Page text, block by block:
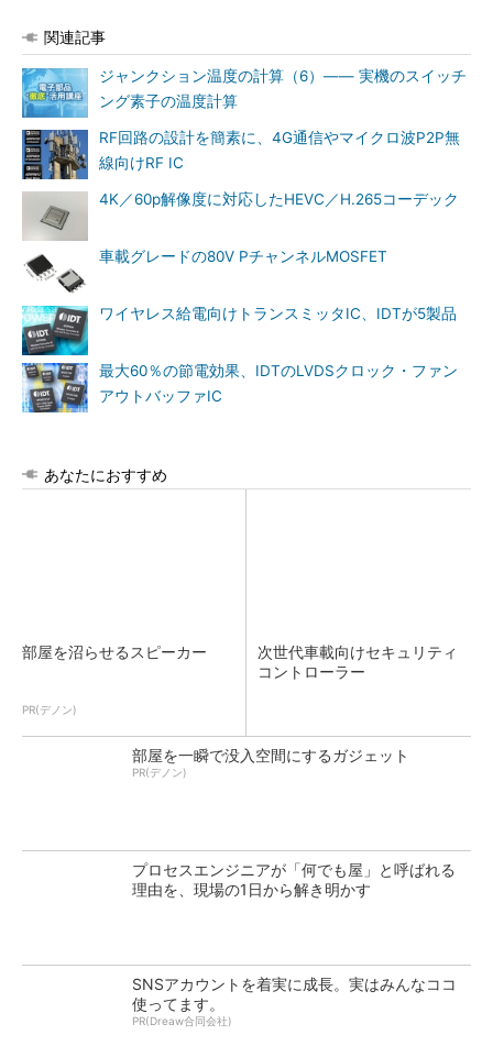
関連記事
ジャンクション温度の計算（6）―― 実機のスイッチ
ング素子の温度計算
RF回路の設計を簡素に、4G通信やマイクロ波P2P無
線向けRF IC
4K／60p解像度に対応したHEVC／H.265コーデック
車載グレードの80V PチャンネルMOSFET
ワイヤレス給電向けトランスミッタIC、IDTが5製品
最大60％の節電効果、IDTのLVDSクロック・ファン
アウトバッファIC
あなたにおすすめ
部屋を沼らせるスピーカー
PR(デノン)
次世代車載向けセキュリティ
コントローラー
部屋を一瞬で没入空間にするガジェット
PR(デノン)
プロセスエンジニアが「何でも屋」と呼ばれる
理由を、現場の1日から解き明かす
SNSアカウントを着実に成長。実はみんなココ
使ってます。
PR(Dreaw合同会社)